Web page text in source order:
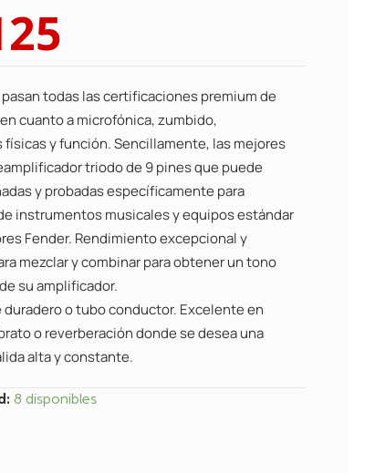
es:
S/125.
todas las certificaciones premium de
cuanto a microfónica, zumbido,
y función. Sencillamente, las mejores
triodo de 9 pines que puede
y probadas específicamente para
instrumentos musicales y equipos estándar
Fender. Rendimiento excepcional y
mezclar y combinar para obtener un tono
su amplificador.
duradero o tubo conductor. Excelente en
o reverberación donde se desea una
alta y constante.
8 disponibles